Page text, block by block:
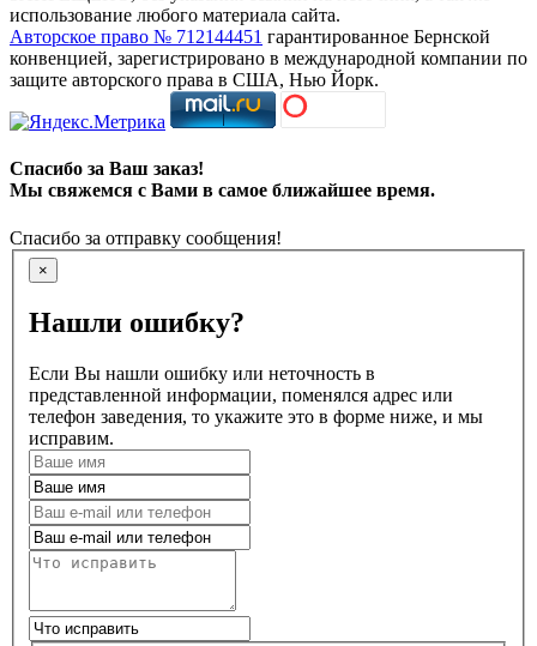
использование любого материала сайта.
Авторское право № 712144451 гарантированное Бернской
конвенцией, зарегистрировано в международной компании по
защите авторского права в США, Нью Йорк.
Спасибо за Ваш заказ!
Мы свяжемся с Вами в самое ближайшее время.
Спасибо за отправку сообщения!
×
Нашли ошибку?
Если Вы нашли ошибку или неточность в
представленной информации, поменялся адрес или
телефон заведения, то укажите это в форме ниже, и мы
исправим.